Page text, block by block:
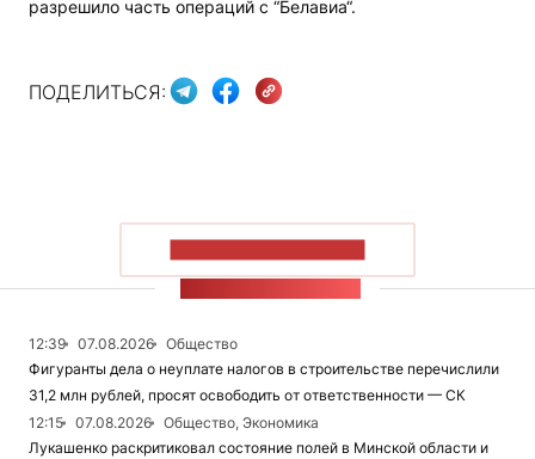
разрешило часть операций с “Белавиа“.
ПОДЕЛИТЬСЯ:
12:39 07.08.2026
Общество
Фигуранты дела о неуплате налогов в строительстве перечислили
31,2 млн рублей, просят освободить от ответственности — СК
12:15
07.08.2026
Общество, Экономика
Лукашенко раскритиковал состояние полей в Минской области и